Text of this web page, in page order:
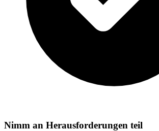
Nimm an Herausforderungen teil